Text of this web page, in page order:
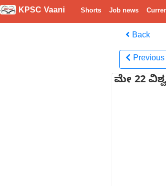
KPSC Vaani Shorts Job news
Back
Previous
ಮೇ 22